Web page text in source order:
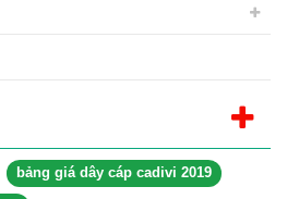
bảng giá dây cáp cadivi 2019